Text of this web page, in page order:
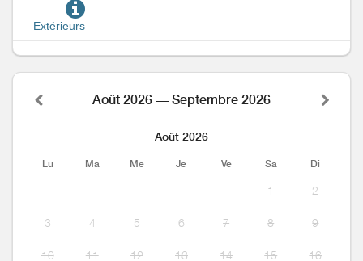
Extérieurs
Août 2026 — Septembre 2026
Août 2026
Lu Ma Me Je Ve Sa Di
1 2
3 4 5 6 7 8 9
10 11 12 13 14 15 16